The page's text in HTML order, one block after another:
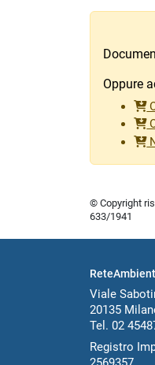
Oppure
© Copyright
633/1941
Viale
20135
Tel. 02
Registro